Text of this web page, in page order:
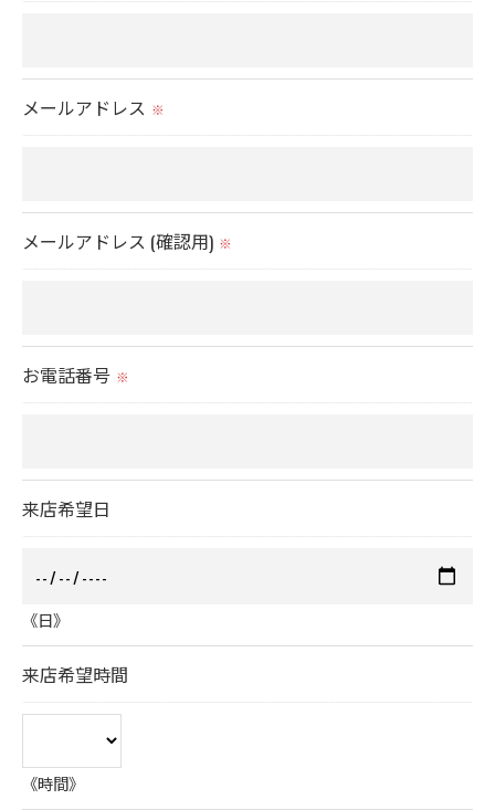
切に安全管理対策を実施します。
＜個人情報を与えなかった場合に生じる結果＞
のサービスをご提供できない場合がございますので
予めご了承ください。
いて＞
当社では、お客様の個人情報の開示･訂正･削除・利
用停止の手続を定めさせて頂いております。
す。
個人情報の開示･訂正･削除・利用停止の具体的手続
きにつきましては、お電話でお問合せ下さい。
メールアドレス ※
メールアドレス (確認用) ※
お電話番号 ※
来店希望日
《日》
来店希望時間
《時間》